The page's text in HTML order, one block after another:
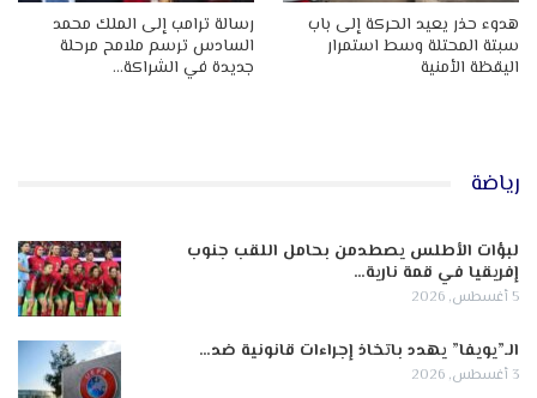
هدوء حذر يعيد الحركة إلى باب
سبتة المحتلة وسط استمرار
اليقظة الأمنية
رسالة ترامب إلى الملك محمد
السادس ترسم ملامح مرحلة
جديدة في الشراكة…
رياضة
لبؤات الأطلس يصطدمن بحامل اللقب جنوب
إفريقيا في قمة نارية…
5 أغسطس, 2026
الـ”يويفا” يهدد باتخاذ إجراءات قانونية ضد…
3 أغسطس, 2026